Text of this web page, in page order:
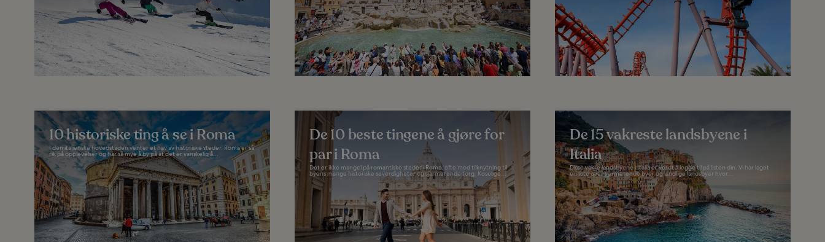
10 historiske ting å se i Roma
I den italienske hovedstaden venter et hav av historiske steder. Roma er så
rik på opplevelser og har så mye å by på at det er vanskelig å...
De 10 beste tingene å gjøre for
par i Roma
Det er ikke mangel på romantiske steder i Roma, ofte med tilknytning til
byens mange historiske severdigheter og sjarmerende torg. Koselige...
De 15 vakreste landsbyene i
Italia
Disse vakre landsbyene i Italia er verdt å legge til på listen din. Vi har laget
en liste over sjarmerende byer og landlige landsbyer hvor...